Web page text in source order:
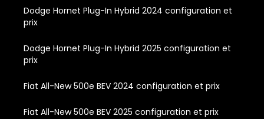
Dodge Hornet Plug-In Hybrid 2024 configuration et
prix
Dodge Hornet Plug-In Hybrid 2025 configuration et
prix
Fiat All-New 500e BEV 2024 configuration et prix
Fiat All-New 500e BEV 2025 configuration et prix